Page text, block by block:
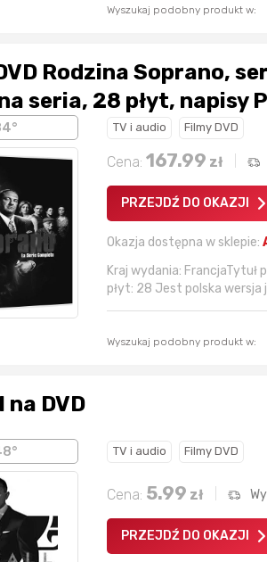
Wyszukaj podobny produkt w:
Rodzina Soprano,
seria, 28 płyt, napisy
TV i audio Filmy DVD
Cena: 167.99 zł
PRZEJDŹ DO OKAZJI
Okazja dostępna w sklepie:
Kraj wydania: FrancjaTytuł
płyt: 28 Jest polska wersja
Wyszukaj podobny produkt w:
DVD
TV i audio Filmy DVD
Cena: 5.99 zł
PRZEJDŹ DO OKAZJI